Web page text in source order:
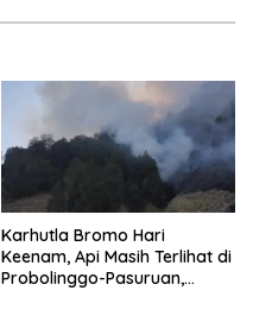
Karhutla Bromo Hari
Keenam, Api Masih Terlihat di
Probolinggo-Pasuruan,